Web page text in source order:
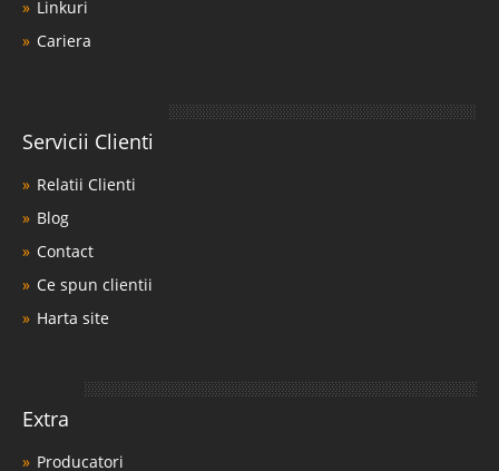
Linkuri
Cariera
Servicii Clienti
Relatii Clienti
Blog
Contact
Ce spun clientii
Harta site
Extra
Producatori